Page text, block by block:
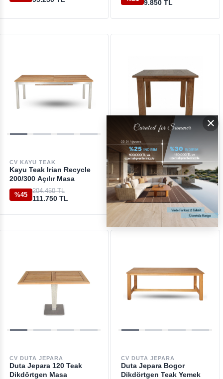
9.850 TL
CV KAYU TEAK
Kayu Teak Irian Recycle
200/300 Açılır Masa
%45
204.450 TL
111.750 TL
ALFRESCO
Dingklık Teak Kare Masa
%45
94.150 TL
51.450 TL
CV DUTA JEPARA
Duta Jepara 120 Teak
Dikdörtgen Masa
CV DUTA JEPARA
Duta Jepara Bogor
Dikdörtgen Teak Yemek
×